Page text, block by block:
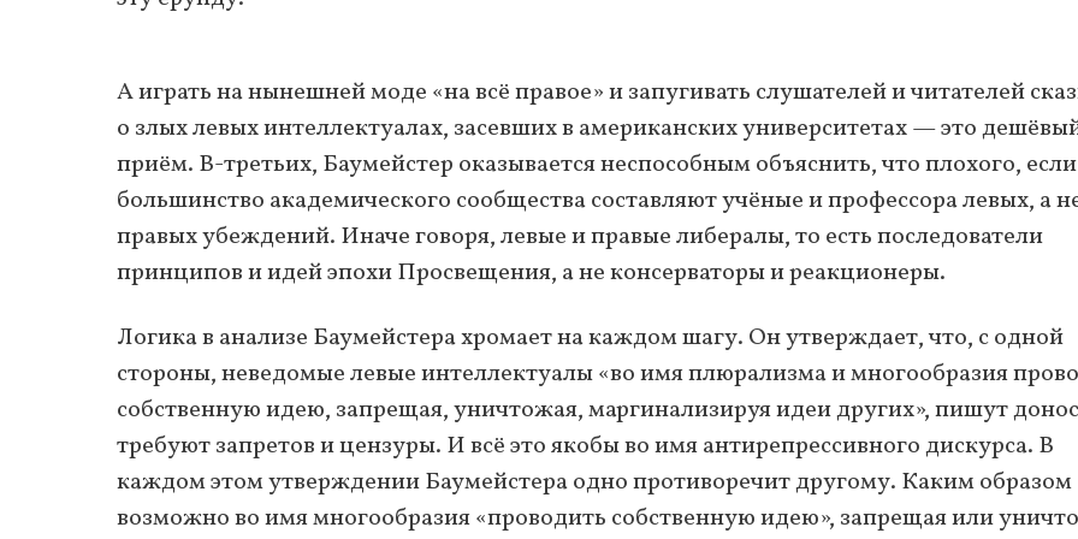
А играть на нынешней моде «на всё правое» и запугивать слушателей и читателей
о злых левых интеллектуалах, засевших в американских университетах — это
приём. В-третьих, Баумейстер оказывается неспособным объяснить, что плохого, если
большинство академического сообщества составляют учёные и профессора левых, а
правых убеждений. Иначе говоря, левые и правые либералы, то есть последователи
принципов и идей эпохи Просвещения, а не консерваторы и реакционеры.
Логика в анализе Баумейстера хромает на каждом шагу. Он утверждает, что, с одной
стороны, неведомые левые интеллектуалы «во имя плюрализма и многообразия
собственную идею, запрещая, уничтожая, маргинализируя идеи других», пишут
требуют запретов и цензуры. И всё это якобы во имя антирепрессивного дискурса. В
каждом этом утверждении Баумейстера одно противоречит другому. Каким образом
возможно во имя многообразия «проводить собственную идею», запрещая или